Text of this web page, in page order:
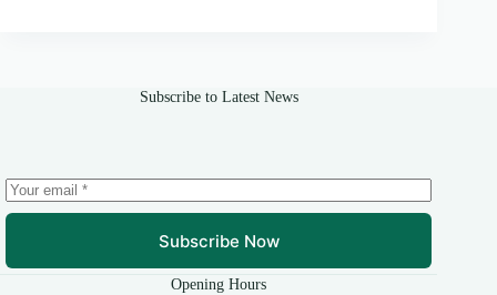
Subscribe to Latest News
Subscribe Now
Opening Hours